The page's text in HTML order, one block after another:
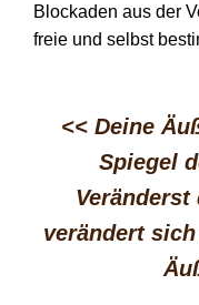
Blockaden aus der
freie und selbst
<< Deine
Spiegel
Veränderst
verändert